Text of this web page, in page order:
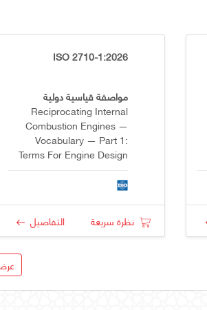
ISO 2710-1:2026
مواصفة قياسية دولية
Reciprocating Internal
Combustion Engines —
Vocabulary — Part 1:
Terms For Engine Design
نظرة سريعة التفاصيل